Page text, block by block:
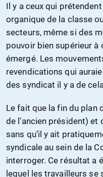
Il y a ceux qui
organique de la classe
secteurs, même si des
pouvoir bien supérieur
émergé. Les
revendications qui
des syndicat il y a de
Le fait que la fin du plan
de l’ancien président)
sans qu’il y ait
syndicale au sein de la
interroger. Ce résultat a
lequel les travailleurs se